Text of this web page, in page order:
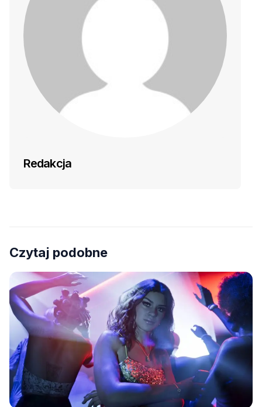
Redakcja
Czytaj podobne